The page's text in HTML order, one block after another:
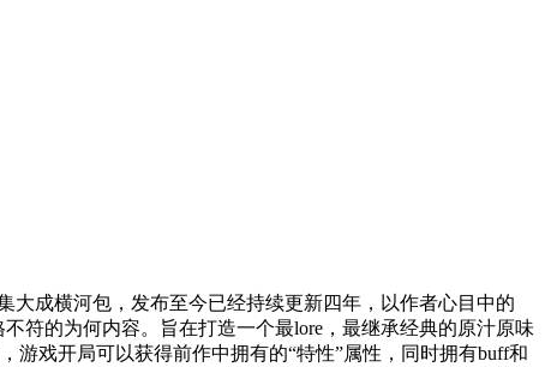
大成横河包，发布至今已经持续更新四年，以作者心目中的
符的为何内容。旨在打造一个最lore，最继承经典的原汁原味
游戏开局可以获得前作中拥有的“特性”属性，同时拥有buff和